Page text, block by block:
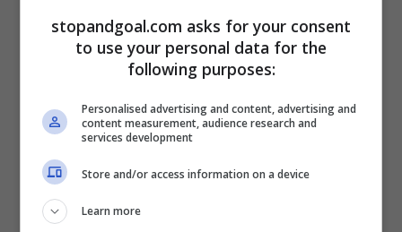
stopandgoal.com asks for your consent
to use your personal data for the
following purposes:
Personalised advertising and content, advertising and
content measurement, audience research and
services development
Store and/or access information on a device
Learn more